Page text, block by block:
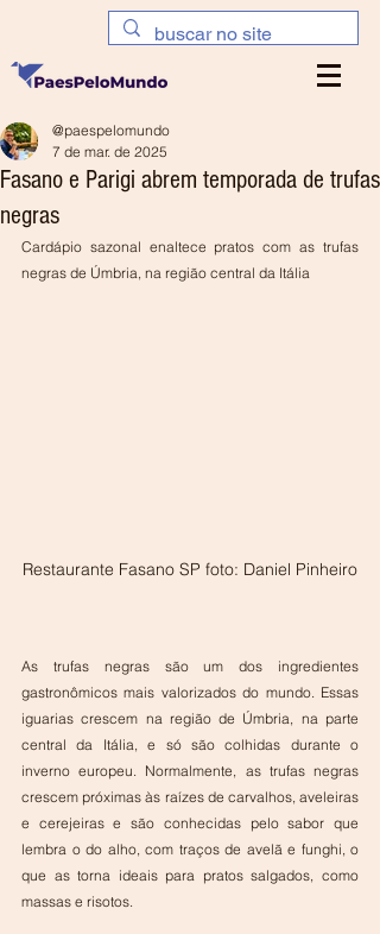
Fasano e Parigi abrem temporada de trufas
negras
@paespelomundo
7 de mar. de 2025
Cardápio sazonal enaltece pratos com as trufas
negras de Úmbria, na região central da Itália
Restaurante Fasano SP foto: Daniel Pinheiro
As trufas negras são um dos ingredientes
gastronômicos mais valorizados do mundo. Essas
iguarias crescem na região de Úmbria, na parte
central da Itália, e só são colhidas durante o
inverno europeu. Normalmente, as trufas negras
crescem próximas às raízes de carvalhos, aveleiras
e cerejeiras e são conhecidas pelo sabor que
lembra o do alho, com traços de avelã e funghi, o
que as torna ideais para pratos salgados, como
massas e risotos.